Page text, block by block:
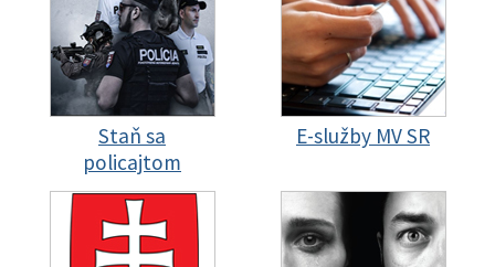
Staň sa
policajtom
E-služby MV SR